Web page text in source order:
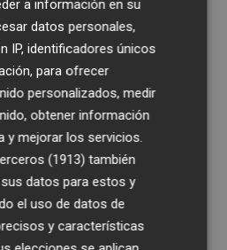
a información en su
datos personales,
IP, identificadores únicos
para ofrecer
personalizados, medir
obtener información
y mejorar los servicios.
(1913) también
datos para estos y
el uso de datos de
y características